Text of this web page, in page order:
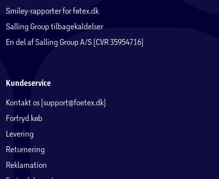
Smiley-rapporter for føtex.dk
Salling Group tilbagekaldelser
En del af Salling Group A/S (CVR 35954716)
Kundeservice
Kontakt os (support@foetex.dk)
Fortryd køb
Levering
Returnering
Reklamation